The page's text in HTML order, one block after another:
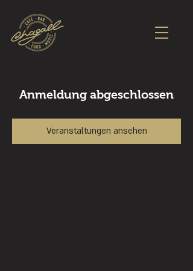
Anmeldung abgeschlossen
Veranstaltungen ansehen